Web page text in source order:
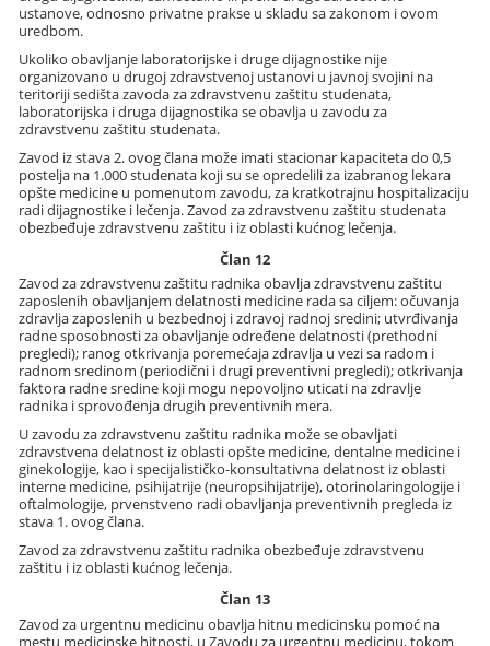
ustanove, odnosno privatne prakse u skladu sa zakonom i ovom
uredbom.
Ukoliko obavljanje laboratorijske i druge dijagnostike nije
organizovano u drugoj zdravstvenoj ustanovi u javnoj svojini na
teritoriji sedišta zavoda za zdravstvenu zaštitu studenata,
laboratorijska i druga dijagnostika se obavlja u zavodu za
zdravstvenu zaštitu studenata.
Zavod iz stava 2. ovog člana može imati stacionar kapaciteta do 0,5
postelja na 1.000 studenata koji su se opredelili za izabranog lekara
opšte medicine u pomenutom zavodu, za kratkotrajnu hospitalizaciju
radi dijagnostike i lečenja. Zavod za zdravstvenu zaštitu studenata
obezbeđuje zdravstvenu zaštitu i iz oblasti kućnog lečenja.
Član 12
Zavod za zdravstvenu zaštitu radnika obavlja zdravstvenu zaštitu
zaposlenih obavljanjem delatnosti medicine rada sa ciljem: očuvanja
zdravlja zaposlenih u bezbednoj i zdravoj radnoj sredini; utvrđivanja
radne sposobnosti za obavljanje određene delatnosti (prethodni
pregledi); ranog otkrivanja poremećaja zdravlja u vezi sa radom i
radnom sredinom (periodični i drugi preventivni pregledi); otkrivanja
faktora radne sredine koji mogu nepovoljno uticati na zdravlje
radnika i sprovođenja drugih preventivnih mera.
U zavodu za zdravstvenu zaštitu radnika može se obavljati
zdravstvena delatnost iz oblasti opšte medicine, dentalne medicine i
ginekologije, kao i specijalističko-konsultativna delatnost iz oblasti
interne medicine, psihijatrije (neuropsihijatrije), otorinolaringologije i
oftalmologije, prvenstveno radi obavljanja preventivnih pregleda iz
stava 1. ovog člana.
Zavod za zdravstvenu zaštitu radnika obezbeđuje zdravstvenu
zaštitu i iz oblasti kućnog lečenja.
Član 13
Zavod za urgentnu medicinu obavlja hitnu medicinsku pomoć na
mestu medicinske hitnosti, u Zavodu za urgentnu medicinu, tokom